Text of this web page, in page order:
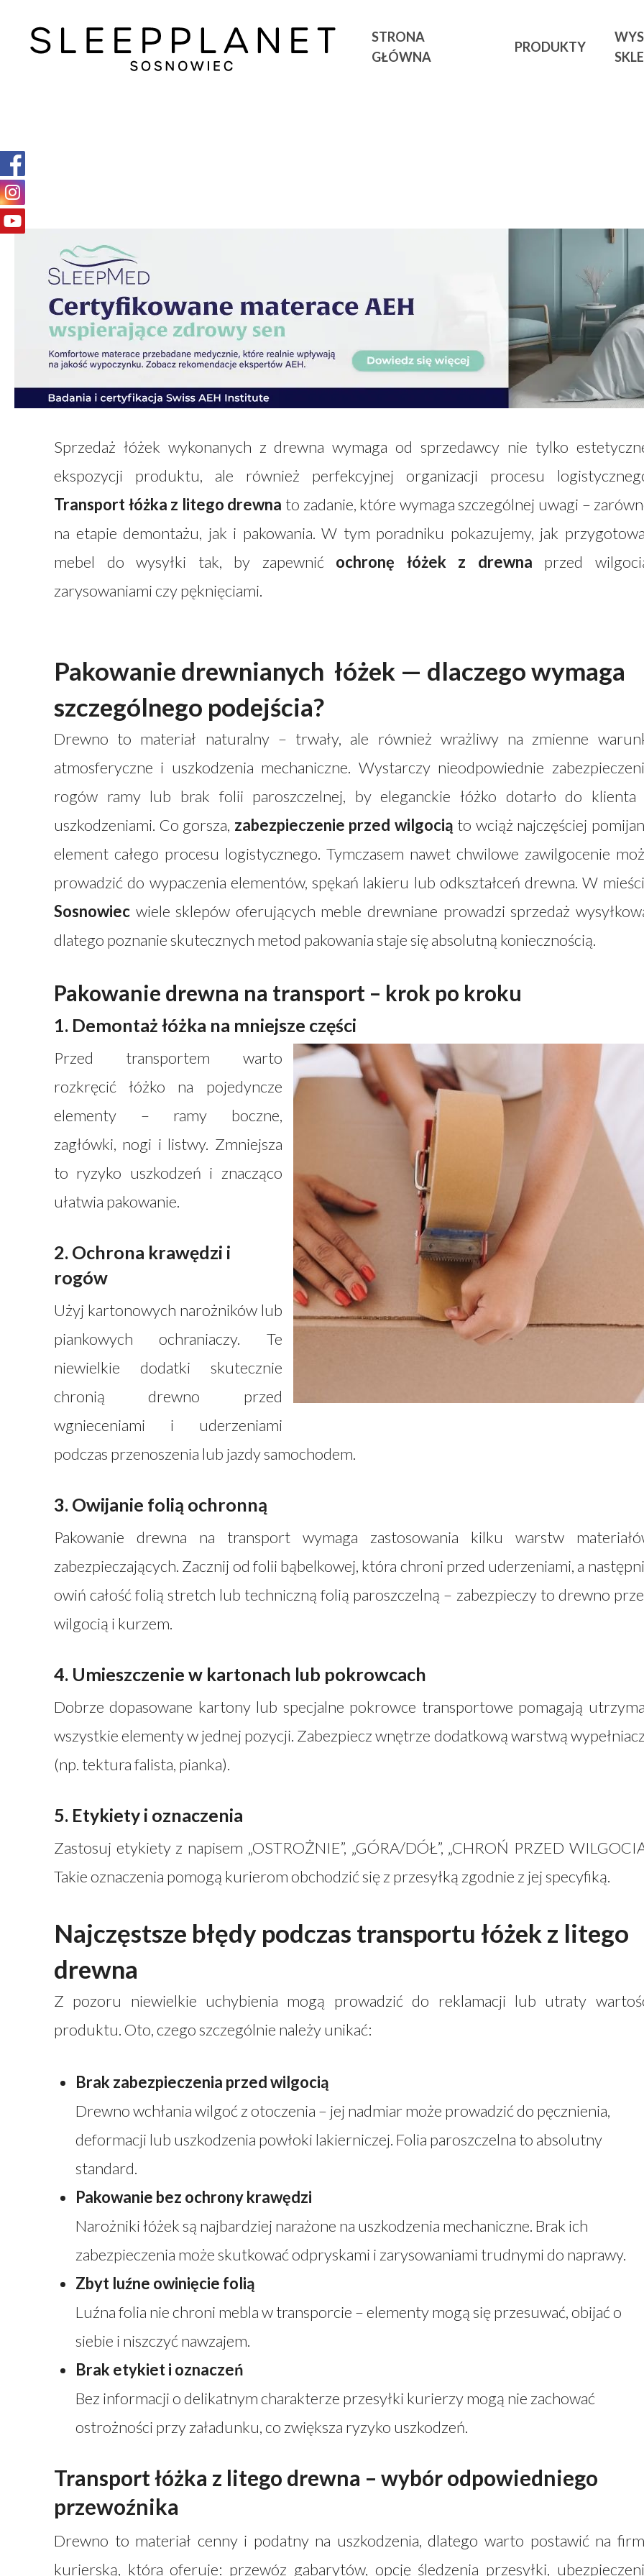
STRONA
GŁÓWNA
PRODUKTY
Sprzedaż łóżek wykonanych z drewna wymaga od sprzedawcy nie tylko
ekspozycji produktu, ale również perfekcyjnej organizacji procesu
Transport łóżka z litego drewna to zadanie, które wymaga szczególnej uwagi –
na etapie demontażu, jak i pakowania. W tym poradniku pokazujemy, jak
mebel do wysyłki tak, by zapewnić ochronę łóżek z drewna przed
zarysowaniami czy pęknięciami.
Pakowanie drewnianych łóżek — dlaczego wymaga
szczególnego podejścia?
Drewno to materiał naturalny – trwały, ale również wrażliwy na zmienne
atmosferyczne i uszkodzenia mechaniczne. Wystarczy nieodpowiednie
rogów ramy lub brak folii paroszczelnej, by eleganckie łóżko dotarło do klienta
uszkodzeniami. Co gorsza, zabezpieczenie przed wilgocią to wciąż najczęściej
element całego procesu logistycznego. Tymczasem nawet chwilowe zawilgocenie
prowadzić do wypaczenia elementów, spękań lakieru lub odkształceń drewna. W
Sosnowiec wiele sklepów oferujących meble drewniane prowadzi sprzedaż
dlatego poznanie skutecznych metod pakowania staje się absolutną koniecznością.
Pakowanie drewna na transport – krok po kroku
1. Demontaż łóżka na mniejsze części
Przed transportem warto
rozkręcić łóżko na pojedyncze
elementy – ramy boczne,
zagłówki, nogi i listwy. Zmniejsza
to ryzyko uszkodzeń i znacząco
ułatwia pakowanie.
2. Ochrona krawędzi i
rogów
Użyj kartonowych narożników lub
piankowych ochraniaczy. Te
niewielkie dodatki skutecznie
chronią drewno przed
wgnieceniami i uderzeniami
podczas przenoszenia lub jazdy samochodem.
3. Owijanie folią ochronną
Pakowanie drewna na transportwymaga zastosowania kilku warstw
zabezpieczających. Zacznij od folii bąbelkowej, która chroni przed uderzeniami, a
owiń całość folią stretch lub techniczną folią paroszczelną – zabezpieczy to drewno
wilgocią i kurzem.
4. Umieszczenie w kartonach lub pokrowcach
Dobrze dopasowane kartony lub specjalne pokrowce transportowe pomagają
wszystkie elementy w jednej pozycji. Zabezpiecz wnętrze dodatkową warstwą
(np. tektura falista, pianka).
5. Etykiety i oznaczenia
Zastosuj etykiety z napisem „OSTROŻNIE”, „GÓRA/DÓŁ”, „CHROŃ PRZED
Takie oznaczenia pomogą kurierom obchodzić się z przesyłką zgodnie z jej specyfiką.
Najczęstsze błędy podczas transportu łóżek z litego
drewna
Z pozoru niewielkie uchybienia mogą prowadzić do reklamacji lub utraty
produktu. Oto, czego szczególnie należy unikać:
Brak zabezpieczenia przed wilgocią
Drewno wchłania wilgoć z otoczenia – jej nadmiar może prowadzić do pęcznienia,
deformacji lub uszkodzenia powłoki lakierniczej. Folia paroszczelna to absolutny
standard.
Pakowanie bez ochrony krawędzi
Narożniki łóżek są najbardziej narażone na uszkodzenia mechaniczne. Brak ich
zabezpieczenia może skutkować odpryskami i zarysowaniami trudnymi do naprawy.
Zbyt luźne owinięcie folią
Luźna folia nie chroni mebla w transporcie – elementy mogą się przesuwać, obijać o
siebie i niszczyć nawzajem.
Brak etykiet i oznaczeń
Bez informacji o delikatnym charakterze przesyłki kurierzy mogą nie zachować
ostrożności przy załadunku, co zwiększa ryzyko uszkodzeń.
Transport łóżka z litego drewna – wybór odpowiedniego
przewoźnika
Drewno to materiał cenny i podatny na uszkodzenia, dlatego warto postawić na
kurierską, która oferuje: przewóz gabarytów, opcję śledzenia przesyłki,